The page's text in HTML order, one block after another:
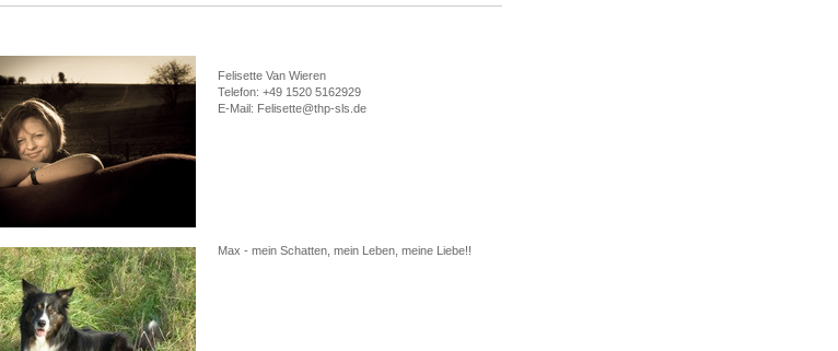
Felisette Van Wieren
Telefon: +49 1520 5162929
E-Mail: Felisette@thp-sls.de
Max - mein Schatten, mein Leben, meine Liebe!!